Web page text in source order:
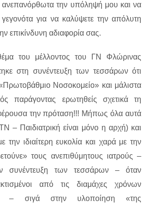
ανεπανόρθωτα την υπόληψή μου και να
γεγονότα για να καλύψετε την απόλυτη
επικίνδυνη αδιαφορία σας.
του μέλλοντος του ΓΝ Φλώρινας
στη συνέντευξη των τεσσάρων ότι
Νοσοκομείο» και μάλιστα
παράγοντας ερωτηθείς σχετικά τη
την πρόταση!!! Μήπως όλα αυτά
– Παιδιατρική είναι μόνο η αρχή) και
ιδιαίτερη ευκολία και χαρά με την
τους ανεπιθύμητους ιατρούς –
συνέντευξη των τεσσάρων – όταν
από τις διαμάχες χρόνων
– σιγά στην υλοποίηση «της